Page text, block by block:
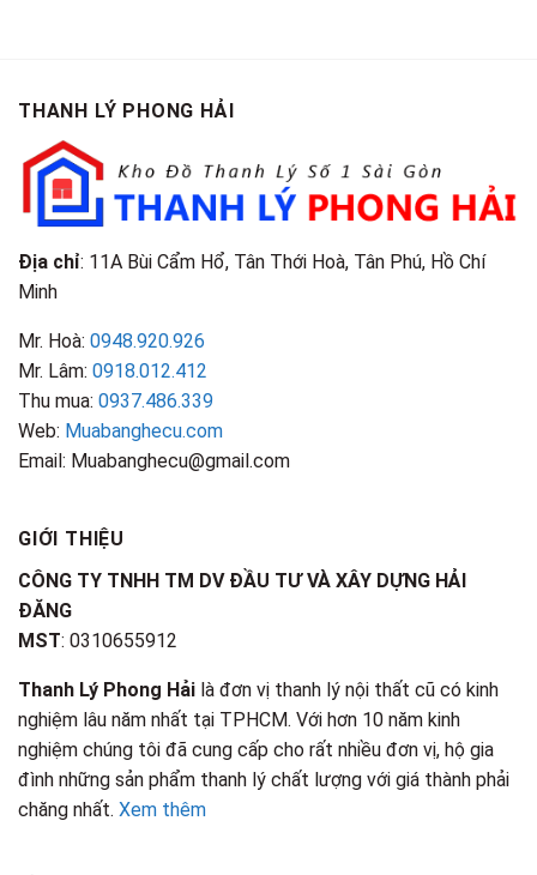
THANH LÝ PHONG HẢI
Địa chỉ: 11A Bùi Cẩm Hổ, Tân Thới Hoà, Tân Phú, Hồ Chí
Minh
Mr. Hoà: 0948.920.926
Mr. Lâm: 0918.012.412
Thu mua: 0937.486.339
Web: Muabanghecu.com
Email: Muabanghecu@gmail.com
GIỚI THIỆU
CÔNG TY TNHH TM DV ĐẦU TƯ VÀ XÂY DỰNG HẢI
ĐĂNG
MST: 0310655912
Thanh Lý Phong Hải là đơn vị thanh lý nội thất cũ có kinh
nghiệm lâu năm nhất tại TPHCM. Với hơn 10 năm kinh
nghiệm chúng tôi đã cung cấp cho rất nhiều đơn vị, hộ gia
đình những sản phẩm thanh lý chất lượng với giá thành phải
chăng nhất. Xem thêm